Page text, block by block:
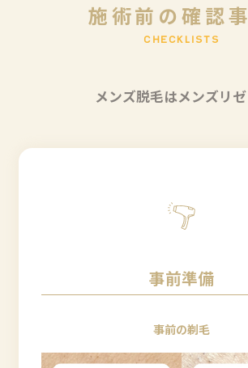
施術前 の 確 認事
C H E CK L I ST S
メンズ脱毛はメンズリゼ
事前準備
事前の剃毛